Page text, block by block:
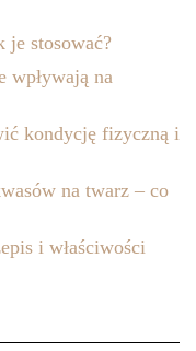
je stosować?
wpływają na
kondycję fizyczną i
na twarz – co
i właściwości